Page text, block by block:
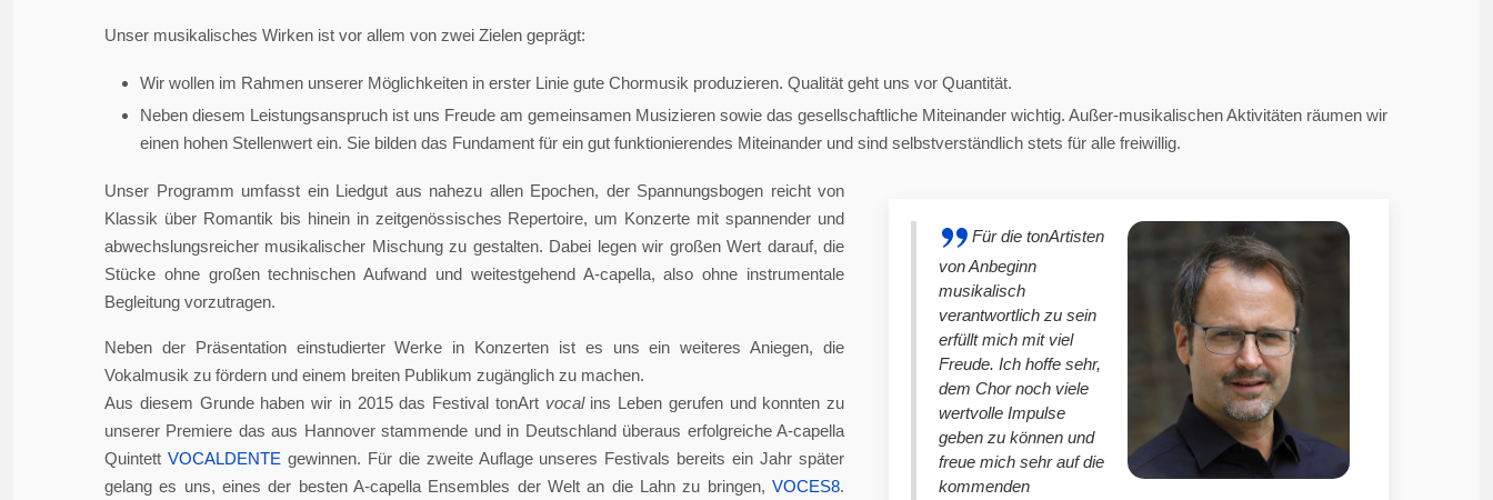
Unser musikalisches Wirken ist vor allem von zwei Zielen geprägt:
Wir wollen im Rahmen unserer Möglichkeiten in erster Linie gute Chormusik produzieren. Qualität geht uns vor Quantität.
Neben diesem Leistungsanspruch ist uns Freude am gemeinsamen Musizieren sowie das gesellschaftliche Miteinander wichtig. Außer-musikalischen Aktivitäten räumen wir
einen hohen Stellenwert ein. Sie bilden das Fundament für ein gut funktionierendes Miteinander und sind selbstverständlich stets für alle freiwillig.
Für die tonArtisten
von Anbeginn
musikalisch
verantwortlich zu sein
erfüllt mich mit viel
Freude. Ich hoffe sehr,
dem Chor noch viele
wertvolle Impulse
geben zu können und
freue mich sehr auf die
kommenden
Unser Programm umfasst ein Liedgut aus nahezu allen Epochen, der Spannungsbogen reicht von
Klassik über Romantik bis hinein in zeitgenössisches Repertoire, um Konzerte mit spannender und
abwechslungsreicher musikalischer Mischung zu gestalten. Dabei legen wir großen Wert darauf, die
Stücke ohne großen technischen Aufwand und weitestgehend A-capella, also ohne instrumentale
Begleitung vorzutragen.
Neben der Präsentation einstudierter Werke in Konzerten ist es uns ein weiteres Aniegen, die
Vokalmusik zu fördern und einem breiten Publikum zugänglich zu machen.
Aus diesem Grunde haben wir in 2015 das Festival tonArt vocal ins Leben gerufen und konnten zu
unserer Premiere das aus Hannover stammende und in Deutschland überaus erfolgreiche A-capella
Quintett VOCALDENTE gewinnen. Für die zweite Auflage unseres Festivals bereits ein Jahr später
gelang es uns, eines der besten A-capella Ensembles der Welt an die Lahn zu bringen, VOCES8.